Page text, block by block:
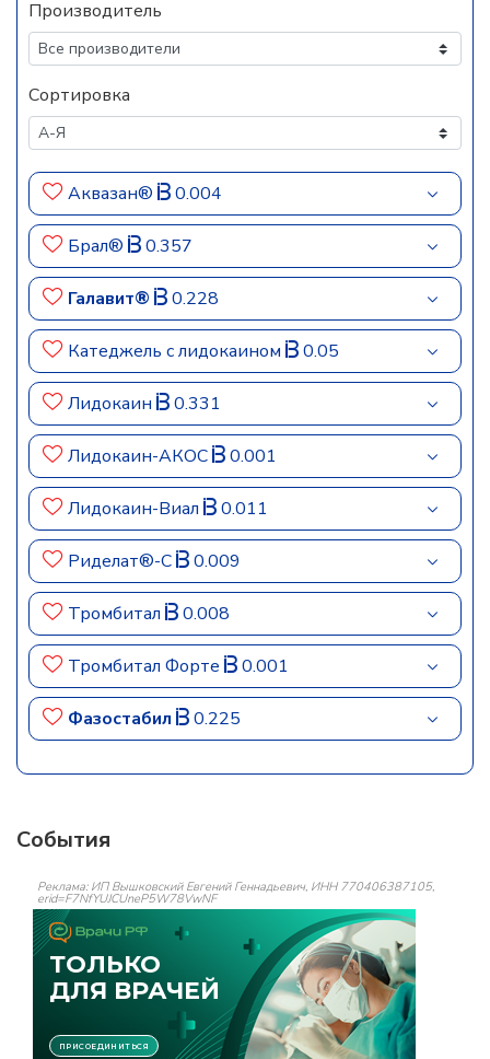
Производитель
Сортировка
Аквазан® 0.004
Брал® 0.357
Галавит® 0.228
Катеджель с лидокаином 0.05
Лидокаин 0.331
Лидокаин-АКОС 0.001
Лидокаин-Виал 0.011
Риделат®-С 0.009
Тромбитал 0.008
Тромбитал Форте 0.001
Фазостабил 0.225
События
Реклама: ИП Вышковский Евгений Геннадьевич, ИНН 770406387105,
erid=F7NfYUJCUneP5W78VwNF